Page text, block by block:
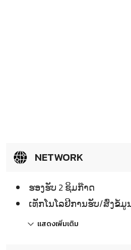
NETWORK
ຮອງຮັບ 2 ຊິມກ໊າດ
ເທັກໂນໂລຢີການຮັບ/ສົ່ງຂໍ້ມູ
แสดงเพิ่มเติม